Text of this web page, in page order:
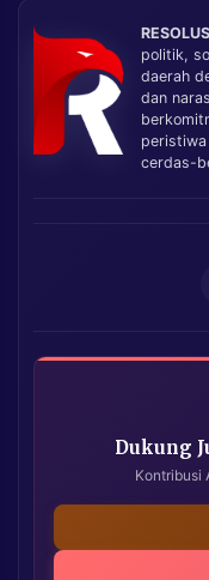
politik,
daerah
dan
cerdas-
Dukung
Kontribusi